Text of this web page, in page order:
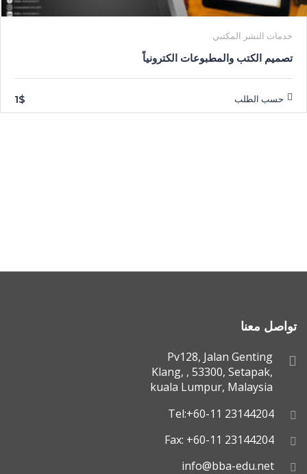
خدمات النشر المكتبي
تصميم الكتب والمطبوعات الكترونياً
حسب الطلب 1$
تواصل معنا
Pv128, Jalan Genting
Klang, , 53300, Setapak,
kuala Lumpur, Malaysia
Tel:+60-11 23144204
Fax: +60-11 23144204
info@bba-edu.net